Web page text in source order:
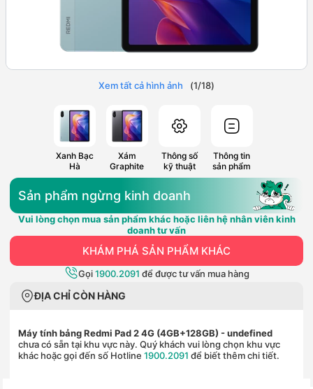
Xem tất cả hình ảnh (1/18)
Xanh Bạc
Hà
Xám
Graphite
Thông số
kỹ thuật
Thông tin
sản phẩm
Sản phẩm ngừng kinh doanh
Vui lòng chọn mua sản phẩm khác hoặc liên hệ nhân viên kinh
doanh tư vấn
KHÁM PHÁ SẢN PHẨM KHÁC
Gọi1900.2091 để được tư vấn mua hàng
ĐỊA CHỈ CÒN HÀNG
Máy tính bảng Redmi Pad 2 4G (4GB+128GB) - undefined
chưa có sẵn tại khu vực này. Quý khách vui lòng chọn khu vực
khác hoặc gọi đến số Hotline 1900.2091 để biết thêm chi tiết.